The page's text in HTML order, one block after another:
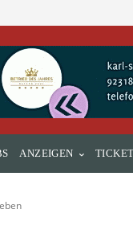
ANZEIGEN